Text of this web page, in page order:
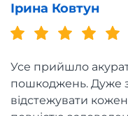
Ірина Ковтун
Усе прийшло
пошкоджень. Дуже
відстежувати кожен